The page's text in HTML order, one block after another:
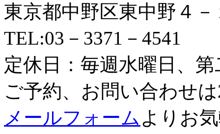
東京都中野区東中野４
TEL:03－3371－4541
定休日：毎週水曜日、
ご予約、お問い合わせ
メールフォーム よりお